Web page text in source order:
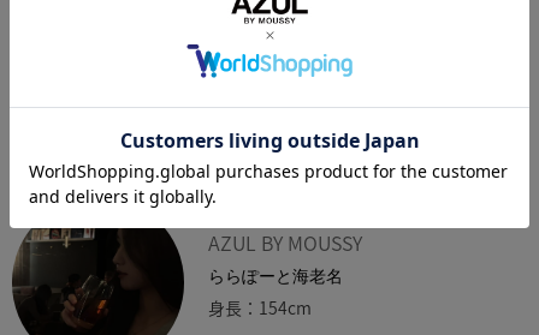
コーディネートのポイント
coco
AZUL BY MOUSSY
ららぽーと海老名
身長：154cm